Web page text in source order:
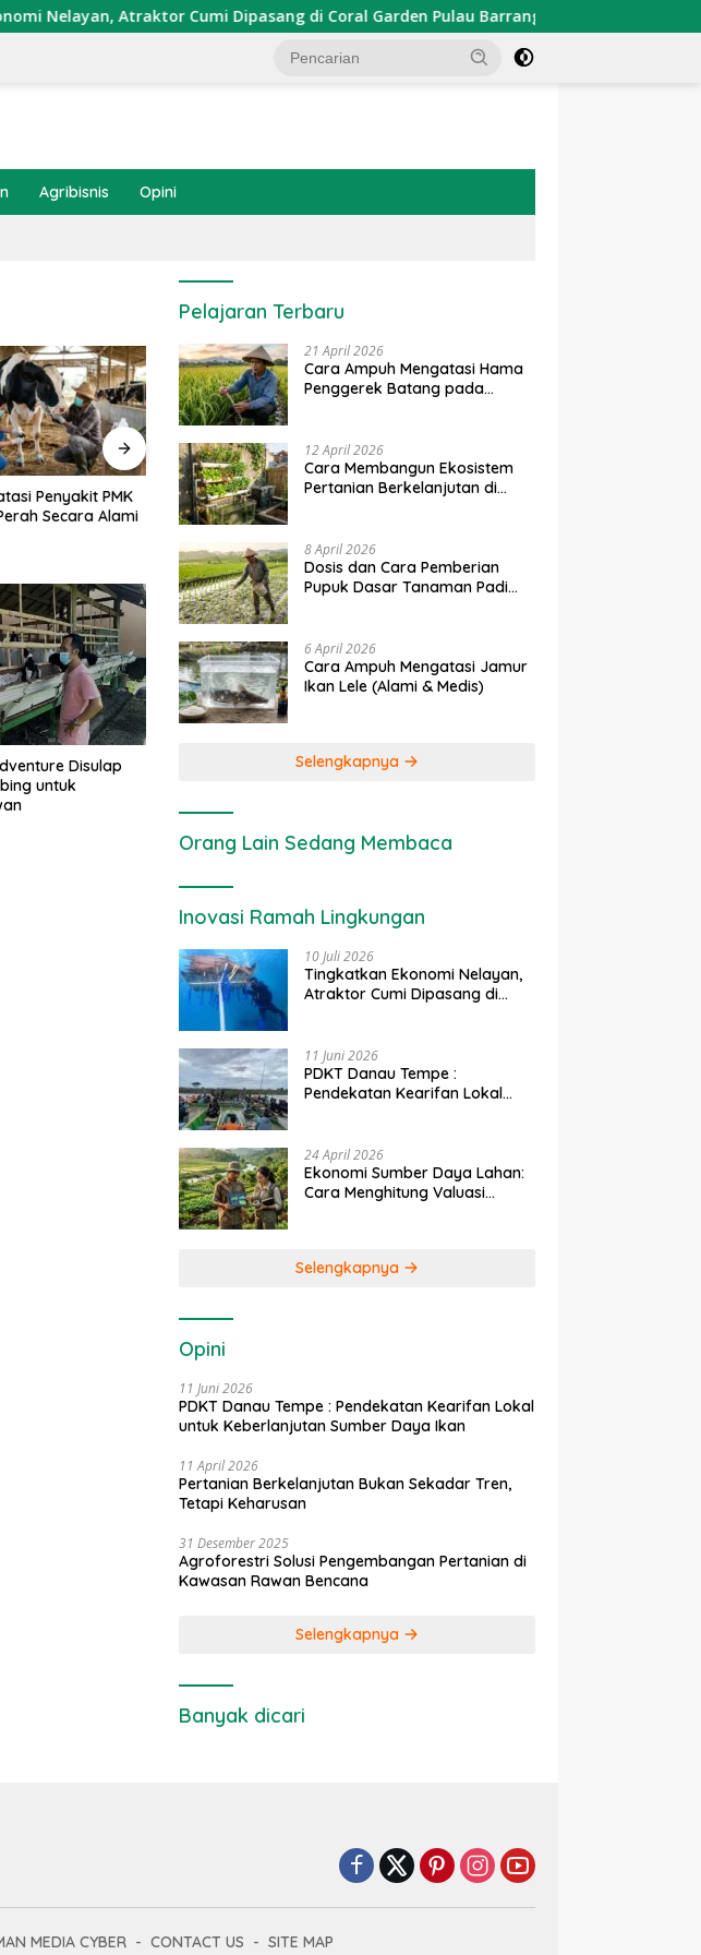
Atraktor Cumi Dipasang di Coral Garden Pulau Barrang Caddi
Agribisnis Opini
Pemupukan
pada Fase
yang Tepat
Penerapan IoT dalam
Pertanian Modern di Indonesia
Ekonomi Sumber Daya Lahan:
Disulap
untuk
Pelajaran Terbaru
21 April 2026
Cara Ampuh Mengatasi Hama
Penggerek Batang pada
12 April 2026
Cara Membangun Ekosistem
Pertanian Berkelanjutan di
8 April 2026
Dosis dan Cara Pemberian
Pupuk Dasar Tanaman Padi
6 April 2026
Cara Ampuh Mengatasi Jamur
Ikan Lele (Alami & Medis)
Selengkapnya
Orang Lain Sedang Membaca
Inovasi Ramah Lingkungan
10 Juli 2026
Tingkatkan Ekonomi Nelayan,
Atraktor Cumi Dipasang di
11 Juni 2026
PDKT Danau Tempe :
Pendekatan Kearifan Lokal
24 April 2026
Ekonomi Sumber Daya Lahan:
Cara Menghitung Valuasi
Selengkapnya
Opini
11 Juni 2026
PDKT Danau Tempe : Pendekatan Kearifan Lokal
untuk Keberlanjutan Sumber Daya Ikan
11 April 2026
Pertanian Berkelanjutan Bukan Sekadar Tren,
Tetapi Keharusan
31 Desember 2025
Agroforestri Solusi Pengembangan Pertanian di
Kawasan Rawan Bencana
Selengkapnya
Banyak dicari
MEDIA CYBER CONTACT US SITE MAP